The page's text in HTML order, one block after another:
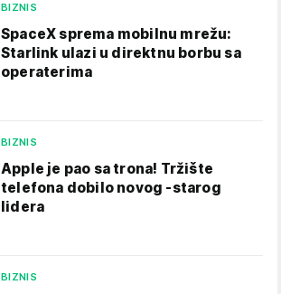
BIZNIS
SpaceX sprema mobilnu mrežu:
Starlink ulazi u direktnu borbu sa
operaterima
BIZNIS
Apple je pao sa trona! Tržište
telefona dobilo novog -starog
lidera
BIZNIS